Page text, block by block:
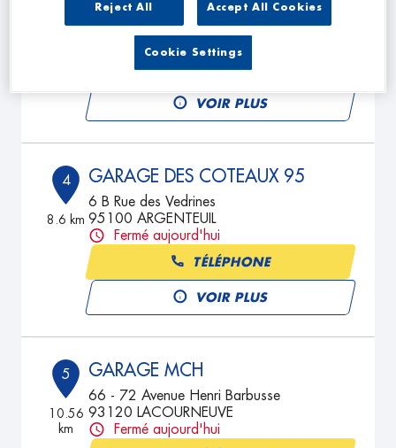
8 km
108 Boulevard Henri Barbusse
78800 HOUILLES
TÉLÉPHONE
VOIR PLUS
4
8.6 km
GARAGE DES COTEAUX 95
6 B Rue des Vedrines
95100 ARGENTEUIL
Fermé aujourd'hui
TÉLÉPHONE
VOIR PLUS
5
10.56
km
GARAGE MCH
66 - 72 Avenue Henri Barbusse
93120 LACOURNEUVE
Fermé aujourd'hui
Reject All Accept All Cookies
Cookie Settings